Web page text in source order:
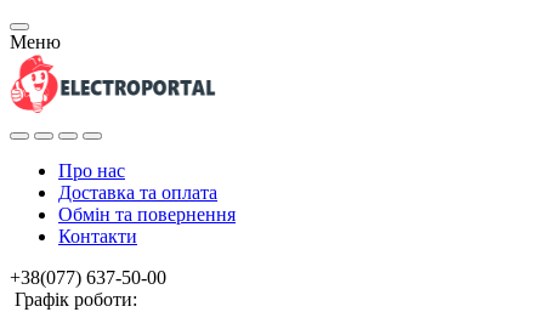
Меню
Про нас
Доставка та оплата
Обмін та повернення
Контакти
+38(077) 637-50-00
Графік роботи: